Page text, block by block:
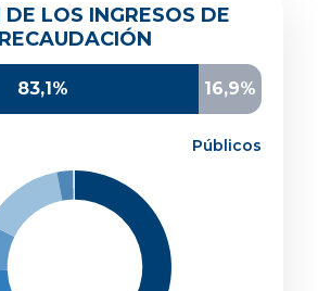
DE LOS INGRESOS DE
RECAUDACIÓN
83,1% 16,9%
Públicos
ingresos de recaudación
local y autonómica 13,9%
20,9%
privados
8,1%
religiosas
14,6%